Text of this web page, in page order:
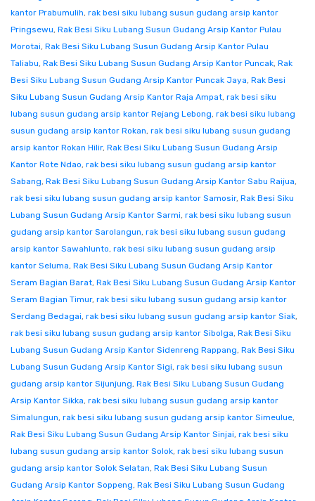
kantor Prabumulih, rak besi siku lubang susun gudang arsip kantor
Pringsewu, Rak Besi Siku Lubang Susun Gudang Arsip Kantor Pulau
Morotai, Rak Besi Siku Lubang Susun Gudang Arsip Kantor Pulau
Taliabu, Rak Besi Siku Lubang Susun Gudang Arsip Kantor Puncak, Rak
Besi Siku Lubang Susun Gudang Arsip Kantor Puncak Jaya, Rak Besi
Siku Lubang Susun Gudang Arsip Kantor Raja Ampat, rak besi siku
lubang susun gudang arsip kantor Rejang Lebong, rak besi siku lubang
susun gudang arsip kantor Rokan, rak besi siku lubang susun gudang
arsip kantor Rokan Hilir, Rak Besi Siku Lubang Susun Gudang Arsip
Kantor Rote Ndao, rak besi siku lubang susun gudang arsip kantor
Sabang, Rak Besi Siku Lubang Susun Gudang Arsip Kantor Sabu Raijua,
rak besi siku lubang susun gudang arsip kantor Samosir, Rak Besi Siku
Lubang Susun Gudang Arsip Kantor Sarmi, rak besi siku lubang susun
gudang arsip kantor Sarolangun, rak besi siku lubang susun gudang
arsip kantor Sawahlunto, rak besi siku lubang susun gudang arsip
kantor Seluma, Rak Besi Siku Lubang Susun Gudang Arsip Kantor
Seram Bagian Barat, Rak Besi Siku Lubang Susun Gudang Arsip Kantor
Seram Bagian Timur, rak besi siku lubang susun gudang arsip kantor
Serdang Bedagai, rak besi siku lubang susun gudang arsip kantor Siak,
rak besi siku lubang susun gudang arsip kantor Sibolga, Rak Besi Siku
Lubang Susun Gudang Arsip Kantor Sidenreng Rappang, Rak Besi Siku
Lubang Susun Gudang Arsip Kantor Sigi, rak besi siku lubang susun
gudang arsip kantor Sijunjung, Rak Besi Siku Lubang Susun Gudang
Arsip Kantor Sikka, rak besi siku lubang susun gudang arsip kantor
Simalungun, rak besi siku lubang susun gudang arsip kantor Simeulue,
Rak Besi Siku Lubang Susun Gudang Arsip Kantor Sinjai, rak besi siku
lubang susun gudang arsip kantor Solok, rak besi siku lubang susun
gudang arsip kantor Solok Selatan, Rak Besi Siku Lubang Susun
Gudang Arsip Kantor Soppeng, Rak Besi Siku Lubang Susun Gudang